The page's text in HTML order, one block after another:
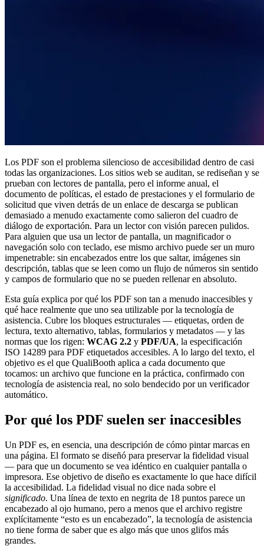
Los PDF son el problema silencioso de accesibilidad dentro de casi
todas las organizaciones. Los sitios web se auditan, se rediseñan y se
prueban con lectores de pantalla, pero el informe anual, el
documento de políticas, el estado de prestaciones y el formulario de
solicitud que viven detrás de un enlace de descarga se publican
demasiado a menudo exactamente como salieron del cuadro de
diálogo de exportación. Para un lector con visión parecen pulidos.
Para alguien que usa un lector de pantalla, un magnificador o
navegación solo con teclado, ese mismo archivo puede ser un muro
impenetrable: sin encabezados entre los que saltar, imágenes sin
descripción, tablas que se leen como un flujo de números sin sentido
y campos de formulario que no se pueden rellenar en absoluto.
Esta guía explica por qué los PDF son tan a menudo inaccesibles y
qué hace realmente que uno sea utilizable por la tecnología de
asistencia. Cubre los bloques estructurales — etiquetas, orden de
lectura, texto alternativo, tablas, formularios y metadatos — y las
normas que los rigen: WCAG 2.2 y PDF/UA, la especificación
ISO 14289 para PDF etiquetados accesibles. A lo largo del texto, el
objetivo es el que QualiBooth aplica a cada documento que
tocamos: un archivo que funcione en la práctica, confirmado con
tecnología de asistencia real, no solo bendecido por un verificador
automático.
Por qué los PDF suelen ser inaccesibles
Un PDF es, en esencia, una descripción de cómo pintar marcas en
una página. El formato se diseñó para preservar la fidelidad visual
— para que un documento se vea idéntico en cualquier pantalla o
impresora. Ese objetivo de diseño es exactamente lo que hace difícil
la accesibilidad. La fidelidad visual no dice nada sobre el
significado. Una línea de texto en negrita de 18 puntos parece un
encabezado al ojo humano, pero a menos que el archivo registre
explícitamente “esto es un encabezado”, la tecnología de asistencia
no tiene forma de saber que es algo más que unos glifos más
grandes.